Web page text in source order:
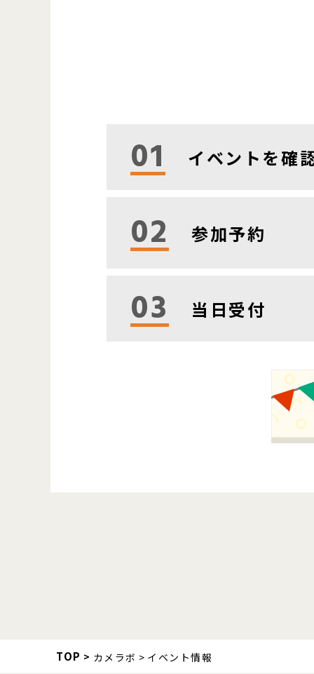
01 イベントを確
02 参加予約
03 当日受付
TOP カメラボ イベント情報